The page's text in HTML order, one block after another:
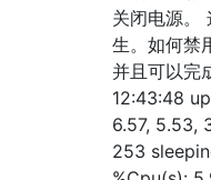
关闭电源。
生。如何禁
并且可以完
12:43:48
6.57, 5.53,
253